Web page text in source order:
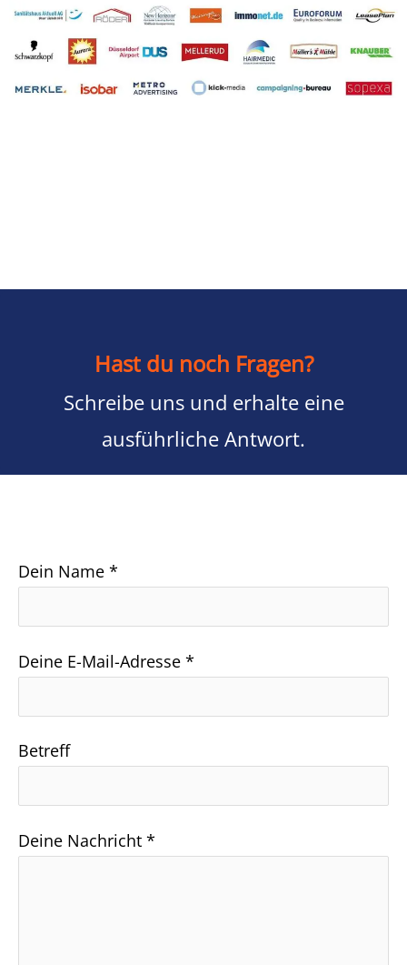
Hast du noch Fragen?
Schreibe uns und erhalte eine
ausführliche Antwort.
Dein Name *
Deine E-Mail-Adresse *
Betreff
Deine Nachricht *